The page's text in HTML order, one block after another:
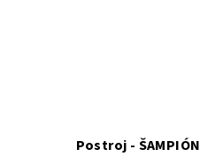
Postroj - ŠAMPIÓN